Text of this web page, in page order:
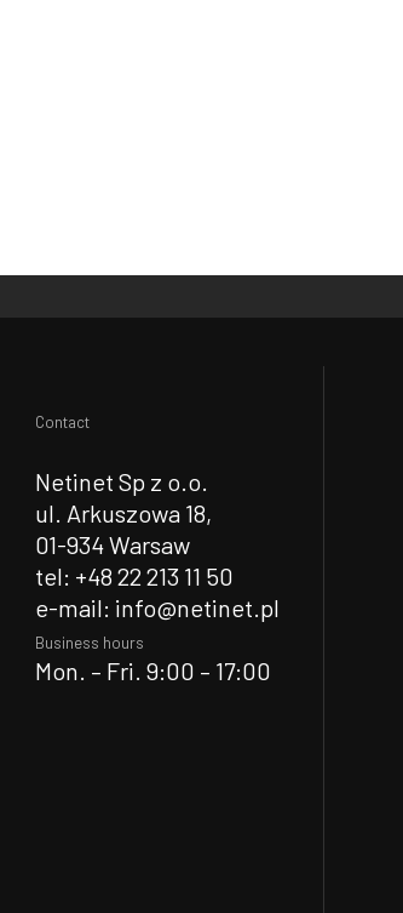
Contact
Netinet Sp z o.o.
ul. Arkuszowa 18,
01-934 Warsaw
tel: +48 22 213 11 50
e-mail: info@netinet.pl
Business hours
Mon. – Fri. 9:00 – 17:00